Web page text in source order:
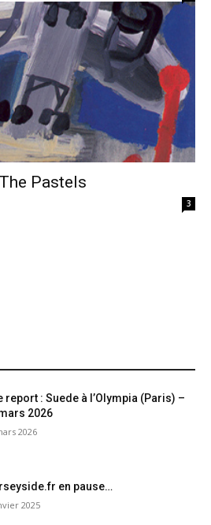
Pastels
3
report : Suede à l’Olympia (Paris) –
2026
2026
en pause…
2025